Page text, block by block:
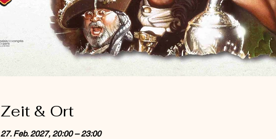
Zeit & Ort
27. Feb. 2027, 20:00 – 23:00